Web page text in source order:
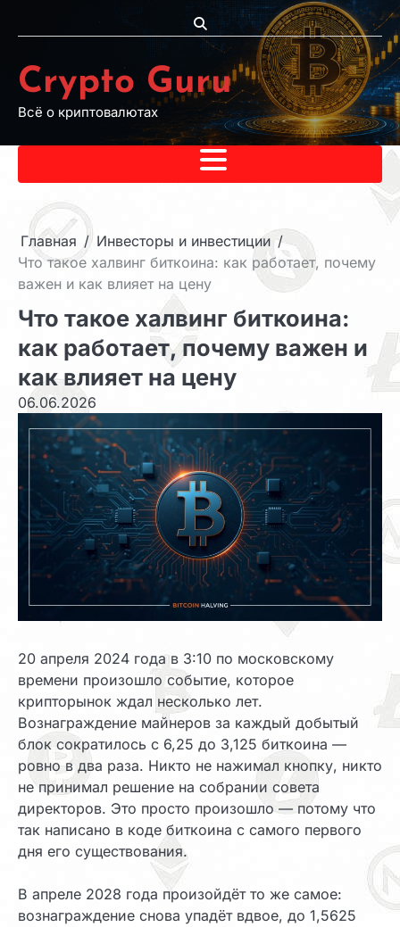
Crypto Guru
Всё о криптовалютах
Главная
Инвесторы и инвестиции
Что такое халвинг биткоина: как работает, почему
важен и как влияет на цену
Что такое халвинг биткоина:
как работает, почему важен и
как влияет на цену
06.06.2026
20 апреля 2024 года в 3:10 по московскому
времени произошло событие, которое
крипторынок ждал несколько лет.
Вознаграждение майнеров за каждый добытый
блок сократилось с 6,25 до 3,125 биткоина —
ровно в два раза. Никто не нажимал кнопку, никто
не принимал решение на собрании совета
директоров. Это просто произошло — потому что
так написано в коде биткоина с самого первого
дня его существования.
В апреле 2028 года произойдёт то же самое:
вознаграждение снова упадёт вдвое, до 1,5625